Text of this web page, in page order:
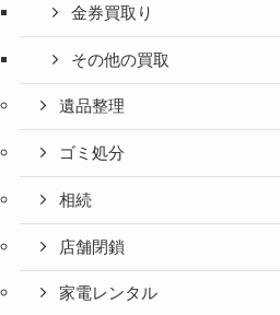
金券買取り
その他の買取
遺品整理
ゴミ処分
相続
店舗閉鎖
家電レンタル